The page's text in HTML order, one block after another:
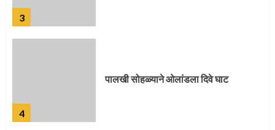
3
4
पालखी सोहळ्याने ओलांडला दिवे घाट